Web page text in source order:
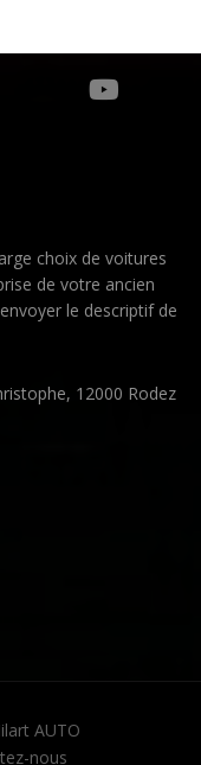
choix de voitures
de votre ancien
le descriptif de
12000 Rodez
AUTO
nous